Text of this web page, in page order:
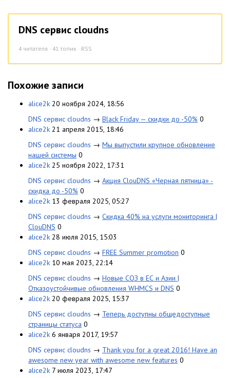
DNS сервис cloudns
4читателя · 41 топик · RSS
Похожие записи
alice2k 20 ноября 2024, 18:56
DNS сервис cloudns → Black Friday — скидки до -50% 0
alice2k 21 апреля 2015, 18:46
DNS сервис cloudns → Мы выпустили крупное обновление
нашей системы 0
alice2k 25 ноября 2022, 17:31
DNS сервис cloudns → Акция ClouDNS «Черная пятница» -
скидка до -50% 0
alice2k 13 февраля 2025, 05:27
DNS сервис cloudns → Скидка 40% на услуги мониторинга |
ClouDNS 0
alice2k 28 июля 2015, 15:03
DNS сервис cloudns → FREE Summer promotion 0
alice2k 10 мая 2023, 22:14
DNS сервис cloudns → Новые СОЗ в ЕС и Азии |
Отказоустойчивые обновления WHMCS и DNS 0
alice2k 20 февраля 2025, 15:37
DNS сервис cloudns → Теперь доступны общедоступные
страницы статуса 0
alice2k 6 января 2017, 19:57
DNS сервис cloudns → Thank you for a great 2016! Have an
awesome new year with awesome new features 0
alice2k 7 июля 2023, 17:47